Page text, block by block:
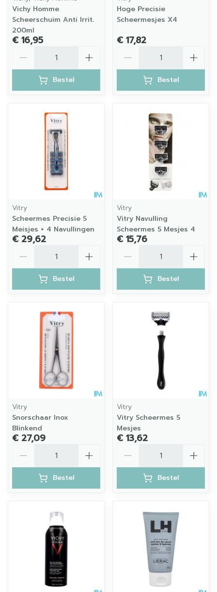
Vichy Homme
Scheerschuim Anti Irrit.
200ml
€ 16,95
Bestel
Hoge Precisie
Scheermesjes X4
€ 17,82
Bestel
Vitry
Scheermes Precisie 5
Meisjes + 4 Navullingen
€ 29,62
Bestel
Vitry
Vitry Navulling
Scheermes 5 Mesjes 4
€ 15,76
Bestel
Vitry
Snorschaar Inox
Blinkend
€ 27,09
Bestel
Vitry
Vitry Scheermes 5
Mesjes
€ 13,62
Bestel